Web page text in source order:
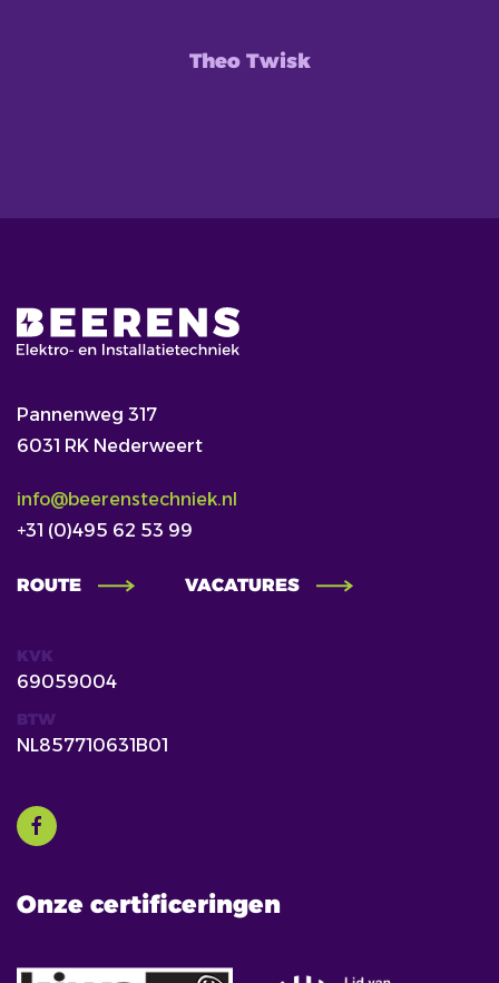
Theo Twisk
Pannenweg 317
6031 RK Nederweert
info@beerenstechniek.nl
+31 (0)495 62 53 99
ROUTE VACATURES
KVK
69059004
BTW
NL857710631B01
Onze certificeringen